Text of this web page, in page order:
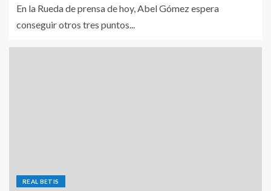
En la Rueda de prensa de hoy, Abel Gómez espera
conseguir otros tres puntos...
REAL BETIS